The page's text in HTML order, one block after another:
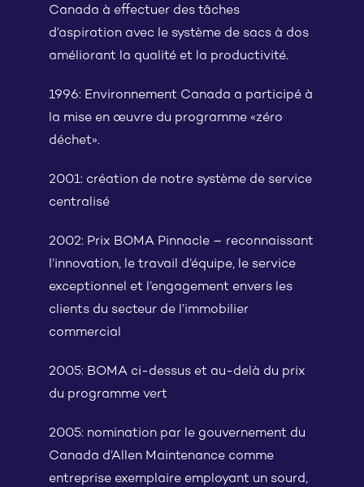
Canada à effectuer des tâches
d’aspiration avec le système de sacs à dos
améliorant la qualité et la productivité.
1996: Environnement Canada a participé à
la mise en œuvre du programme «zéro
déchet».
2001: création de notre système de service
centralisé
2002: Prix BOMA Pinnacle – reconnaissant
l’innovation, le travail d’équipe, le service
exceptionnel et l’engagement envers les
clients du secteur de l’immobilier
commercial
2005: BOMA ci-dessus et au-delà du prix
du programme vert
2005: nomination par le gouvernement du
Canada d’Allen Maintenance comme
entreprise exemplaire employant un sourd,